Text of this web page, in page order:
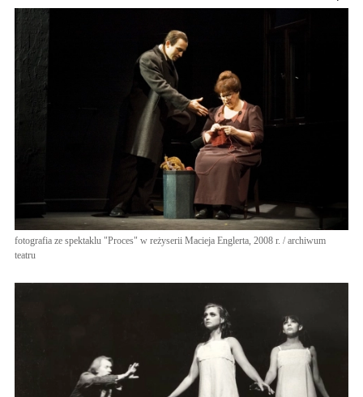
fotografia ze spektaklu "Proces" w reżyserii Macieja Englerta, 2008 r. / archiwum
teatru